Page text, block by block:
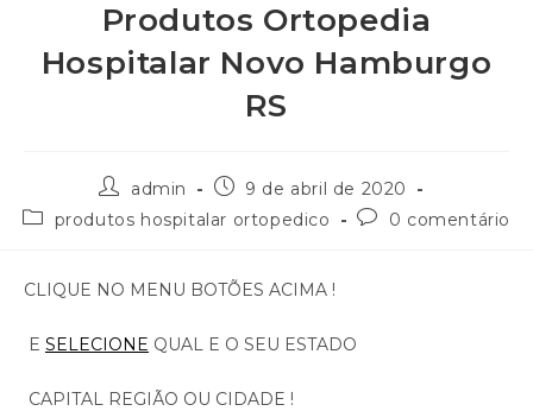
Produtos Ortopedia
Hospitalar Novo Hamburgo
RS
admin
9 de abril de 2020
produtos hospitalar ortopedico
0 comentário
CLIQUE NO MENU BOTÕES ACIMA !
E SELECIONE QUAL E O SEU ESTADO
CAPITAL REGIÃO OU CIDADE !